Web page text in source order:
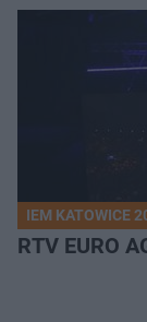
IEM KATOWICE
RTV EURO